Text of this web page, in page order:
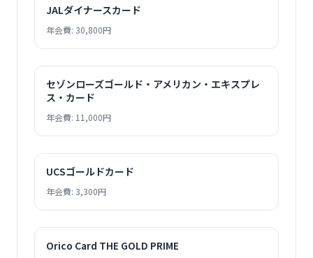
JALダイナースカード
年会費: 30,800円
セゾンローズゴールド・アメリカン・エキスプレ
ス・カード
年会費: 11,000円
UCSゴールドカード
年会費: 3,300円
Orico Card THE GOLD PRIME